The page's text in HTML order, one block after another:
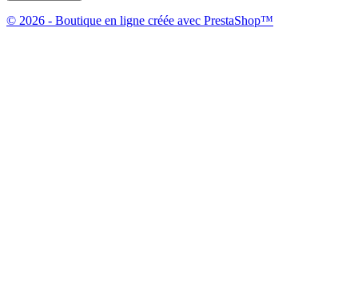
© 2026 - Boutique en ligne créée avec PrestaShop™